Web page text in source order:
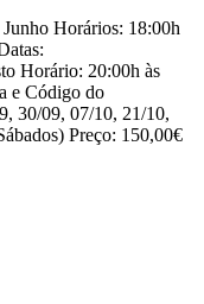
Horários: 18:00h
Horário: 20:00h às
e Código do
30/09, 07/10, 21/10,
Preço: 150,00€